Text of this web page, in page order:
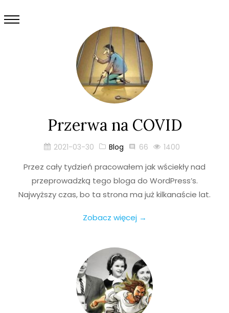
Przerwa na COVID
2021-03-30 Blog 66 1400
Przez cały tydzień pracowałem jak wściekły nad
przeprowadzką tego bloga do WordPress’s.
Najwyższy czas, bo ta strona ma już kilkanaście lat.
Zobacz więcej →